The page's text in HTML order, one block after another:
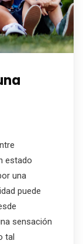
estado
una
puede
sensación
tal